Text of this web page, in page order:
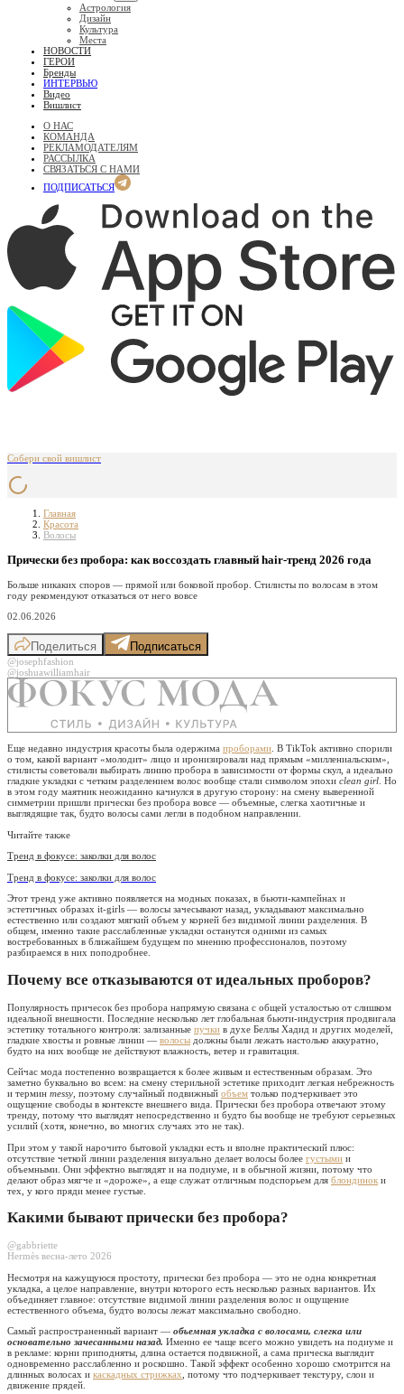
Астрология
Дизайн
Культура
Места
НОВОСТИ
ГЕРОИ
Бренды
ИНТЕРВЬЮ
Видео
Вишлист
О НАС
КОМАНДА
РЕКЛАМОДАТЕЛЯМ
РАССЫЛКА
СВЯЗАТЬСЯ С НАМИ
ПОДПИСАТЬСЯ
Собери свой вишлист
Главная
Красота
Волосы
Прически без пробора: как воссоздать главный hair-тренд 2026 года
Больше никаких споров — прямой или боковой пробор. Стилисты по волосам в этом
году рекомендуют отказаться от него вовсе
02.06.2026
Поделиться Подписаться
@josephfashion
@joshuawilliamhair
Еще недавно индустрия красоты была одержима проборами . В TikTok активно спорили
о том, какой вариант «молодит» лицо и иронизировали над прямым «миллениальским»,
стилисты советовали выбирать линию пробора в зависимости от формы скул, а идеально
гладкие укладки с четким разделением волос вообще стали символом эпохи clean girl . Но
в этом году маятник неожиданно качнулся в другую сторону: на смену выверенной
симметрии пришли прически без пробора вовсе — объемные, слегка хаотичные и
выглядящие так, будто волосы сами легли в подобном направлении.
Читайте также
Тренд в фокусе: заколки для волос
Тренд в фокусе: заколки для волос
Этот тренд уже активно появляется на модных показах, в бьюти-кампейнах и
эстетичных образах it-girls — волосы зачесывают назад, укладывают максимально
естественно или создают мягкий объем у корней без видимой линии разделения. В
общем, именно такие расслабленные укладки останутся одними из самых
востребованных в ближайшем будущем по мнению профессионалов, поэтому
разбираемся в них поподробнее.
Почему все отказываются от идеальных проборов?
Популярность причесок без пробора напрямую связана с общей усталостью от слишком
идеальной внешности. Последние несколько лет глобальная бьюти-индустрия продвигала
эстетику тотального контроля: зализанные пучки в духе Беллы Хадид и других моделей,
гладкие хвосты и ровные линии — волосы должны были лежать настолько аккуратно,
будто на них вообще не действуют влажность, ветер и гравитация.
Сейчас мода постепенно возвращается к более живым и естественным образам. Это
заметно буквально во всем: на смену стерильной эстетике приходит легкая небрежность
и термин messy, поэтому случайный подвижный объем только подчеркивает это
ощущение свободы в контексте внешнего вида. Прически без пробора отвечают этому
тренду, потому что выглядят непосредственно и будто бы вообще не требуют серьезных
усилий (хотя, конечно, во многих случаях это не так).
При этом у такой нарочито бытовой укладки есть и вполне практический плюс:
отсутствие четкой линии разделения визуально делает волосы более густыми и
объемными. Они эффектно выглядят и на подиуме, и в обычной жизни, потому что
делают образ мягче и «дороже», а еще служат отличным подспорьем для блондинок и
тех, у кого пряди менее густые.
Какими бывают прически без пробора?
@gabbriette
Hermès весна-лето 2026
Несмотря на кажущуюся простоту, прически без пробора — это не одна конкретная
укладка, а целое направление, внутри которого есть несколько разных вариантов. Их
объединяет главное: отсутствие видимой линии разделения волос и ощущение
естественного объема, будто волосы лежат максимально свободно.
Самый распространенный вариант — объемная укладка с волосами, слегка или
основательно зачесанными назад. Именно ее чаще всего можно увидеть на подиуме и
в рекламе: корни приподняты, длина остается подвижной, а сама прическа выглядит
одновременно расслабленно и роскошно. Такой эффект особенно хорошо смотрится на
длинных волосах и каскадных стрижках, потому что подчеркивает текстуру, слои и
движение прядей.